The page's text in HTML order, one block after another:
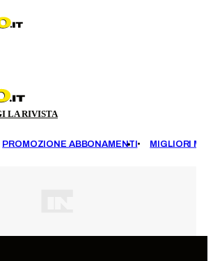
LA RIVISTA
PROMOZIONE ABBONAMENTI MIGLIORI